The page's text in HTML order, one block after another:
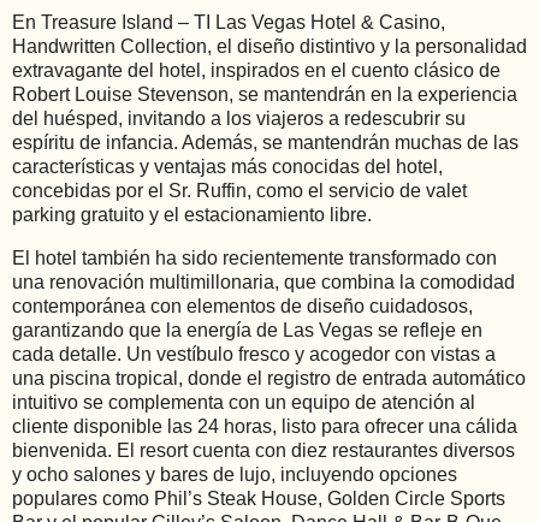
En Treasure Island – TI Las Vegas Hotel & Casino,
Handwritten Collection, el diseño distintivo y la personalidad
extravagante del hotel, inspirados en el cuento clásico de
Robert Louise Stevenson, se mantendrán en la experiencia
del huésped, invitando a los viajeros a redescubrir su
espíritu de infancia. Además, se mantendrán muchas de las
características y ventajas más conocidas del hotel,
concebidas por el Sr. Ruffin, como el servicio de valet
parking gratuito y el estacionamiento libre.
El hotel también ha sido recientemente transformado con
una renovación multimillonaria, que combina la comodidad
contemporánea con elementos de diseño cuidadosos,
garantizando que la energía de Las Vegas se refleje en
cada detalle. Un vestíbulo fresco y acogedor con vistas a
una piscina tropical, donde el registro de entrada automático
intuitivo se complementa con un equipo de atención al
cliente disponible las 24 horas, listo para ofrecer una cálida
bienvenida. El resort cuenta con diez restaurantes diversos
y ocho salones y bares de lujo, incluyendo opciones
populares como Phil’s Steak House, Golden Circle Sports